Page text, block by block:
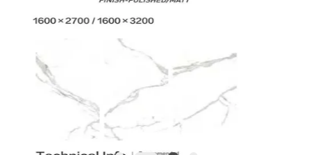
SITE
POLITIQUE
CONFIDENTIALITÉ